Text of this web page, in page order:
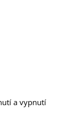
a vypnutí